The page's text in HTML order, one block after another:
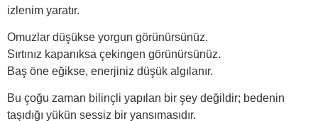
izlenim yaratır.
Omuzlar düşükse yorgun görünürsünüz.
Sırtınız kapanıksa çekingen görünürsünüz.
Baş öne eğikse, enerjiniz düşük algılanır.
Bu çoğu zaman bilinçli yapılan bir şey değildir; bedenin
taşıdığı yükün sessiz bir yansımasıdır.